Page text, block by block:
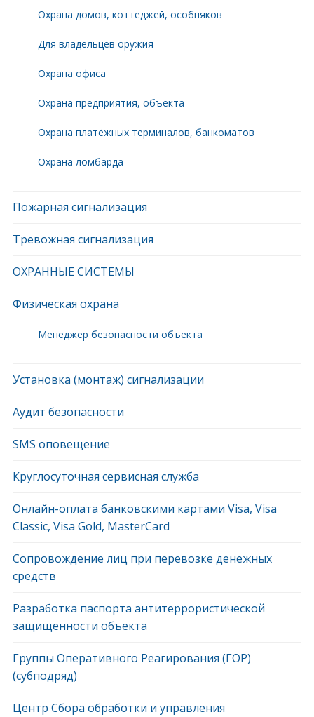
Охрана домов, коттеджей, особняков
Для владельцев оружия
Охрана офиса
Охрана предприятия, объекта
Охрана платёжных терминалов, банкоматов
Охрана ломбарда
Пожарная сигнализация
Тревожная сигнализация
ОХРАННЫЕ СИСТЕМЫ
Физическая охрана
Менеджер безопасности объекта
Установка (монтаж) сигнализации
Аудит безопасности
SMS оповещение
Круглосуточная сервисная служба
Онлайн-оплата банковскими картами Visa, Visa
Classic, Visa Gold, MasterCard
Сопровождение лиц при перевозке денежных
средств
Разработка паспорта антитеррористической
защищенности объекта
Группы Оперативного Реагирования (ГОР)
(субподряд)
Центр Сбора обработки и управления